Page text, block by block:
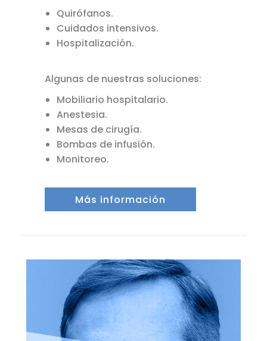
Quirófanos.
Cuidados intensivos.
Hospitalización.
Algunas de nuestras soluciones:
Mobiliario hospitalario.
Anestesia.
Mesas de cirugía.
Bombas de infusión.
Monitoreo.
Más información